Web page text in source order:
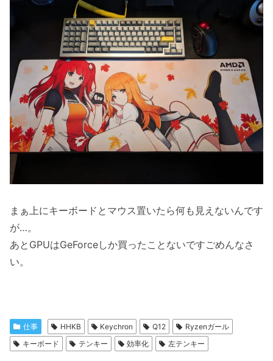
まぁ上にキーボードとマウス置いたら何も見えないんです
が…。
あとGPUはGeForceしか買ったことないですごめんなさ
い。
仕事 HHKB Keychron Q12
Ryzenガール
キーボード
テンキー 効率化 左テンキー